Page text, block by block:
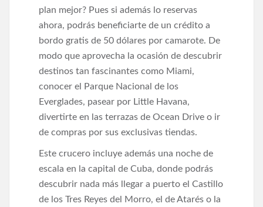
plan mejor? Pues si además lo reservas
ahora, podrás beneficiarte de un crédito a
bordo gratis de 50 dólares por camarote. De
modo que aprovecha la ocasión de descubrir
destinos tan fascinantes como Miami,
conocer el Parque Nacional de los
Everglades, pasear por Little Havana,
divertirte en las terrazas de Ocean Drive o ir
de compras por sus exclusivas tiendas.
Este crucero incluye además una noche de
escala en la capital de Cuba, donde podrás
descubrir nada más llegar a puerto el Castillo
de los Tres Reyes del Morro, el de Atarés o la